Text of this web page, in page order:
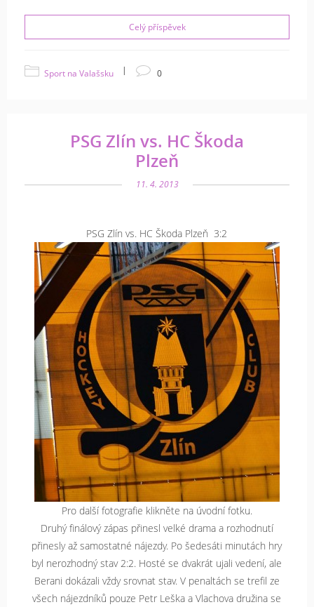
Celý příspěvek
Sport na Valašsku | 0
PSG Zlín vs. HC Škoda
Plzeň
11. 4. 2013
PSG Zlín vs. HC Škoda Plzeň 3:2
Pro další fotografie klikněte na úvodní fotku.
Druhý finálový zápas přinesl velké drama a rozhodnutí
přinesly až samostatné nájezdy. Po šedesáti minutách hry
byl nerozhodný stav 2:2. Hosté se dvakrát ujali vedení, ale
Berani dokázali vždy srovnat stav. V penaltách se trefil ze
všech nájezdníků pouze Petr Leška a Vlachova družina se